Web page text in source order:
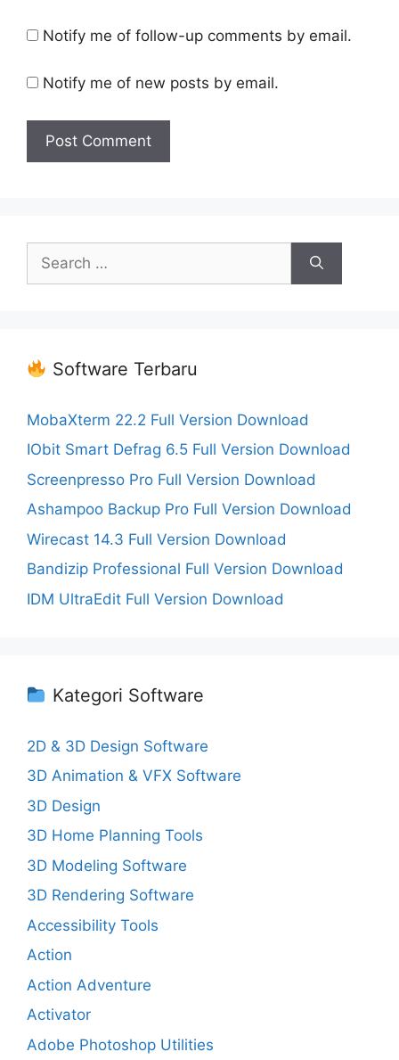
Notify me of follow-up comments by email.
Notify me of new posts by email.
for:
Software Terbaru
MobaXterm 22.2 Full Version Download
IObit Smart Defrag 6.5 Full Version Download
Screenpresso Pro Full Version Download
Ashampoo Backup Pro Full Version Download
Wirecast 14.3 Full Version Download
Bandizip Professional Full Version Download
IDM UltraEdit Full Version Download
Kategori Software
2D & 3D Design Software
3D Animation & VFX Software
3D Design
3D Home Planning Tools
3D Modeling Software
3D Rendering Software
Accessibility Tools
Action
Action Adventure
Activator
Adobe Photoshop Utilities